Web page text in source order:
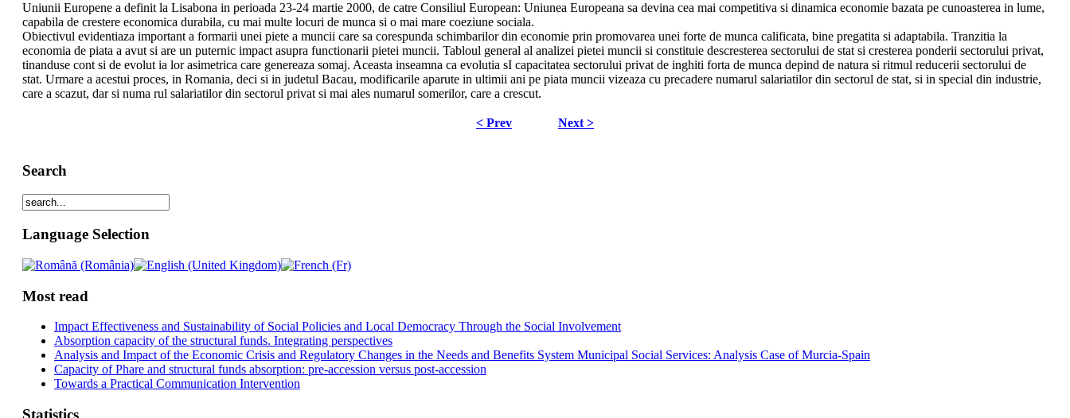
Uniunii Europene a definit la Lisabona in perioada 23-24 martie 2000, de catre Consiliul European: Uniunea Europeana sa devina cea mai competitiva si dinamica economie bazata pe cunoasterea in lume,
capabila de crestere economica durabila, cu mai multe locuri de munca si o mai mare coeziune sociala.
Obiectivul evidentiaza important a formarii unei piete a muncii care sa corespunda schimbarilor din economie prin promovarea unei forte de munca calificata, bine pregatita si adaptabila. Tranzitia la
economia de piata a avut si are un puternic impact asupra functionarii pietei muncii. Tabloul general al analizei pietei muncii si constituie descresterea sectorului de stat si cresterea ponderii sectorului privat,
tinanduse cont si de evolut ia lor asimetrica care genereaza somaj. Aceasta inseamna ca evolutia sI capacitatea sectorului privat de inghiti forta de munca depind de natura si ritmul reducerii sectorului de
stat. Urmare a acestui proces, in Romania, deci si in judetul Bacau, modificarile aparute in ultimii ani pe piata muncii vizeaza cu precadere numarul salariatilor din sectorul de stat, si in special din industrie,
care a scazut, dar si numa rul salariatilor din sectorul privat si mai ales numarul somerilor, care a crescut.
< Prev Next >
Search
Language Selection
Most read
Impact Effectiveness and Sustainability of Social Policies and Local Democracy Through the Social Involvement
Absorption capacity of the structural funds. Integrating perspectives
Analysis and Impact of the Economic Crisis and Regulatory Changes in the Needs and Benefits System Municipal Social Services: Analysis Case of Murcia-Spain
Capacity of Phare and structural funds absorption: pre-accession versus post-accession
Towards a Practical Communication Intervention
Statistics